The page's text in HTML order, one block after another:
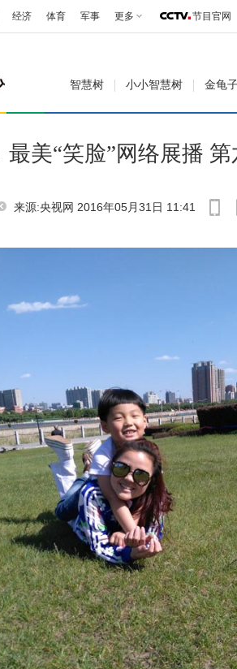
经济 体育 军事 更多 节目官网
智慧树 小小智慧树 金龟
美“笑脸”网络展播 第
来源:央视网 2016年05月31日 11:41